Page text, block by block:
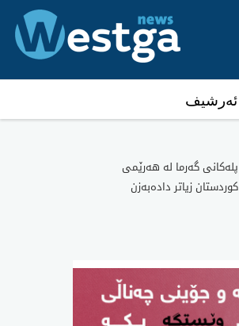
ئەرشیف
پلەکانی گەرما لە هەرێمی
کوردستان زیاتر دادەبەزن